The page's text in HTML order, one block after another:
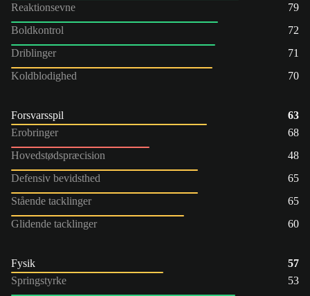
Reaktionsevne
79
Boldkontrol
72
Driblinger
71
Koldblodighed
70
Forsvarsspil
63
Erobringer
68
Hovedstødspræcision
48
Defensiv bevidsthed
65
Stående tacklinger
65
Glidende tacklinger
60
Fysik
57
Springstyrke
53